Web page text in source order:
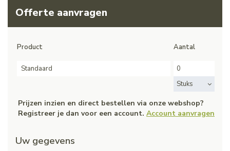
Offerte aanvragen
Product Aantal
Standaard
Stuks
Prijzen inzien en direct bestellen via onze webshop?
Registreer je dan voor een account. Account aanvragen
Uw gegevens